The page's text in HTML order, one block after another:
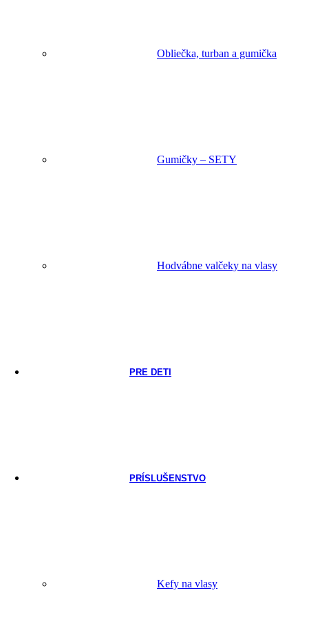
Obliečka, turban a gumička
Gumičky – SETY
Hodvábne valčeky na vlasy
PRE DETI
PRÍSLUŠENSTVO
Kefy na vlasy